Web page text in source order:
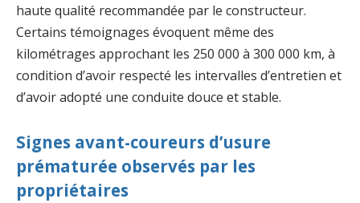
haute qualité recommandée par le constructeur.
Certains témoignages évoquent même des
kilométrages approchant les 250 000 à 300 000 km, à
condition d’avoir respecté les intervalles d’entretien et
d’avoir adopté une conduite douce et stable.
Signes avant-coureurs d’usure
prématurée observés par les
propriétaires